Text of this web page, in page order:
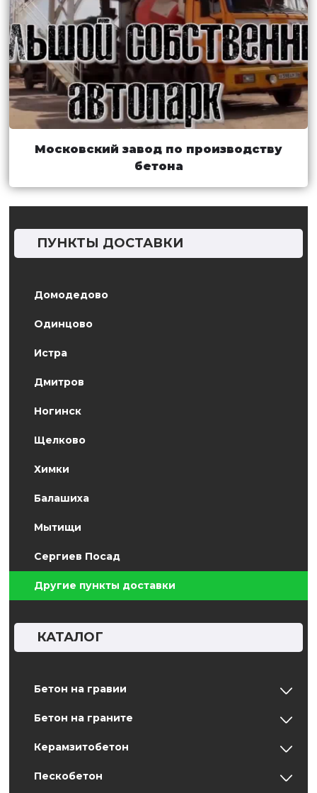
ПУНКТЫ ДОСТАВКИ
Домодедово
Одинцово
Истра
Дмитров
Ногинск
Щелково
Химки
Балашиха
Мытищи
Сергиев Посад
Другие пункты доставки
КАТАЛОГ
Бетон на гравии
Бетон на граните
Керамзитобетон
Пескобетон
Московский завод по производству
бетона